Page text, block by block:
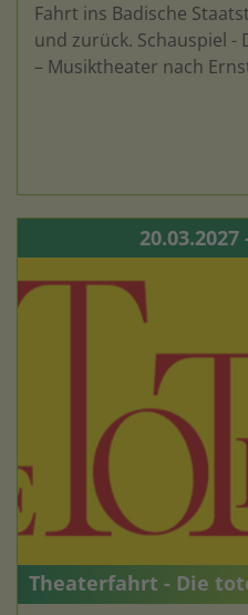
Fahrt ins Badische
und zurück. Schauspiel -
– Musiktheater nach
20.03.2027
Theaterfahrt - Die